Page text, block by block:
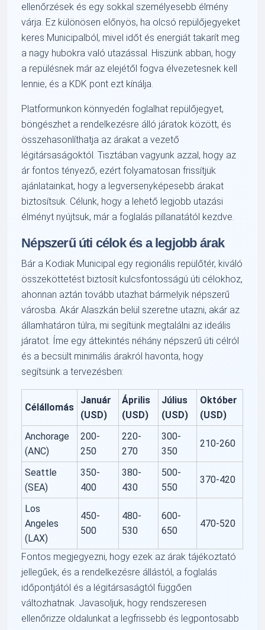
ellenőrzések és egy sokkal személyesebb élmény
várja. Ez különösen előnyös, ha olcsó repülőjegyeket
keres Municipalból, mivel időt és energiát takarít meg
a nagy hubokra való utazással. Hiszünk abban, hogy
a repülésnek már az elejétől fogva élvezetesnek kell
lennie, és a KDK pont ezt kínálja.
Platformunkon könnyedén foglalhat repülőjegyet,
böngészhet a rendelkezésre álló járatok között, és
összehasonlíthatja az árakat a vezető
légitársaságoktól. Tisztában vagyunk azzal, hogy az
ár fontos tényező, ezért folyamatosan frissítjük
ajánlatainkat, hogy a legversenyképesebb árakat
biztosítsuk. Célunk, hogy a lehető legjobb utazási
élményt nyújtsuk, már a foglalás pillanatától kezdve.
Népszerű úti célok és a legjobb árak
Bár a Kodiak Municipal egy regionális repülőtér, kiváló
összeköttetést biztosít kulcsfontosságú úti célokhoz,
ahonnan aztán tovább utazhat bármelyik népszerű
városba. Akár Alaszkán belül szeretne utazni, akár az
államhatáron túlra, mi segítünk megtalálni az ideális
járatot. Íme egy áttekintés néhány népszerű úti célról
és a becsült minimális árakról havonta, hogy
segítsünk a tervezésben:
Célállomás
Január
(USD)
Április
(USD)
Július
(USD)
Október
(USD)
Anchorage
(ANC)
200-
250
220-
270
300-
350
210-260
Seattle
(SEA)
350-
400
380-
430
500-
550
370-420
Los
Angeles
(LAX)
450-
500
480-
530
600-
650
470-520
Fontos megjegyezni, hogy ezek az árak tájékoztató
jellegűek, és a rendelkezésre állástól, a foglalás
időpontjától és a légitársaságtól függően
változhatnak. Javasoljuk, hogy rendszeresen
ellenőrizze oldalunkat a legfrissebb és legpontosabb